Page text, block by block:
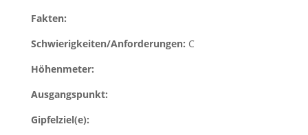
Fakten:
Schwierigkeiten/Anforderungen: C
Höhenmeter:
Ausgangspunkt:
Gipfelziel(e):